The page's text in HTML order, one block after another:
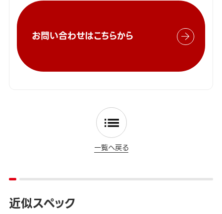
お問い合わせはこちらから
一覧へ戻る
近似スペック